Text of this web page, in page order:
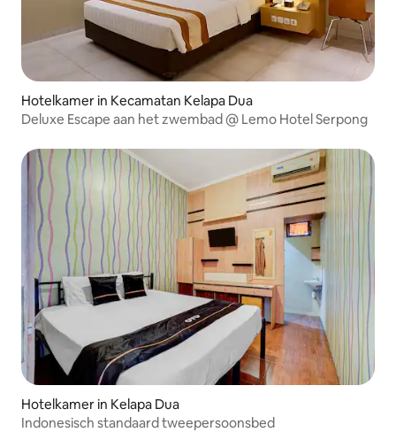
Hotelkamer in Kecamatan Kelapa Dua
Deluxe Escape aan het zwembad @ Lemo Hotel Serpong
Hotelkamer in Kelapa Dua
Indonesisch standaard tweepersoonsbed